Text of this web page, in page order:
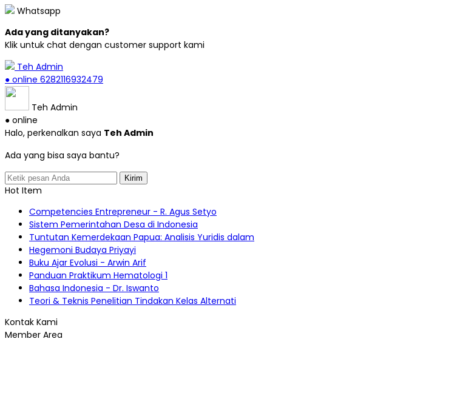
Whatsapp
Ada yang ditanyakan?
Klik untuk chat dengan customer support kami
Teh Admin
● online 6282116932479
Teh Admin
● online
Halo, perkenalkan saya Teh Admin
Ada yang bisa saya bantu?
Kirim
Hot Item
Competencies Entrepreneur - R. Agus Setyo
Sistem Pemerintahan Desa di Indonesia
Tuntutan Kemerdekaan Papua: Analisis Yuridis dalam
Hegemoni Budaya Priyayi
Buku Ajar Evolusi - Arwin Arif
Panduan Praktikum Hematologi 1
Bahasa Indonesia - Dr. Iswanto
Teori & Teknis Penelitian Tindakan Kelas Alternati
Kontak Kami
Member Area